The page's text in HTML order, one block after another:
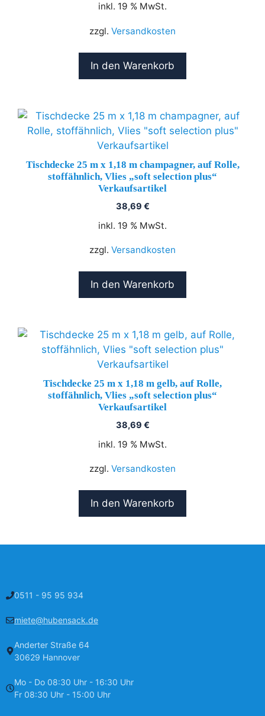
inkl. 19 % MwSt.
zzgl. Versandkosten
In den Warenkorb
Tischdecke 25 m x 1,18 m champagner, auf Rolle,
stoffähnlich, Vlies „soft selection plus“
Verkaufsartikel
38,69 €
inkl. 19 % MwSt.
zzgl. Versandkosten
In den Warenkorb
Tischdecke 25 m x 1,18 m gelb, auf Rolle,
stoffähnlich, Vlies „soft selection plus“
Verkaufsartikel
38,69 €
inkl. 19 % MwSt.
zzgl. Versandkosten
In den Warenkorb
0511 - 95 95 934
miete@hubensack.de
Anderter Straße 64
30629 Hannover
Mo - Do 08:30 Uhr - 16:30 Uhr
Fr 08:30 Uhr - 15:00 Uhr